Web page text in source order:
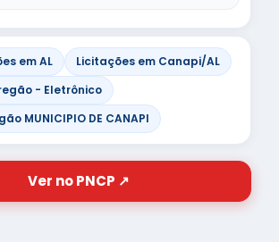
em AL
Licitações em Canapi/AL
- Eletrônico
MUNICIPIO DE CANAPI
Ver no PNCP ↗